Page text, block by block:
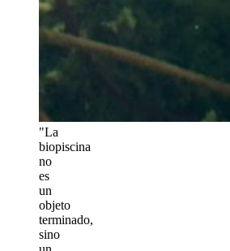
"La
biopiscina
no
es
un
objeto
terminado,
sino